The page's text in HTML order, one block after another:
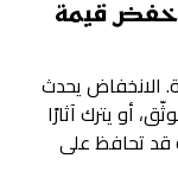
خفض قيمة
الانخفاض يحدث
أو يترك آثارًا
قد تحافظ على